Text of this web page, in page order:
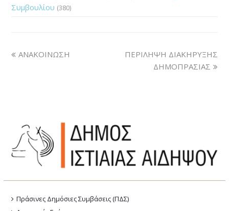
Συμβουλίου (380)
ΑΝΑΚΟΙΝΩΣΗ
ΠΕΡΙΛΗΨΗ ΔΙΑΚΗΡΥΞΗΣ
ΔΗΜΟΠΡΑΣΙΑΣ
Πράσινες Δημόσιες Συμβάσεις (ΠΔΣ)